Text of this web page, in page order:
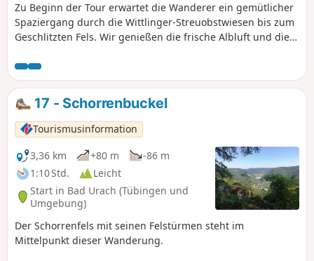
Zu Beginn der Tour erwartet die Wanderer ein gemütlicher
Spaziergang durch die Wittlinger-Streuobstwiesen bis zum
Geschlitzten Fels. Wir genießen die frische Albluft und die
Geschlitzten Fels zur Burgruine Hohenwittlingen. Wir
genießen eine tolle Aussicht vom Rauchigen Fels über die
Hügellandschaft der Schwäbischen Alb und das obere
Ermstal. Wer möchte kann am Fuße der Ruine eine Pause
einlegen und die Grillstelle nutzen. Der Weiterweg führt
uns zur geheimnisvollen Schillerhöhle, wo vor allem
Rulamanfans auf ihre Kosten kommen. Ein weiteres
Highlight der Tour ist die üppig grüne Wolfsschlucht mit
meist trockenem Wasserlauf, welche man auch über eine
fast schon alpin anmutende kurze Metalltreppe
durchwandert. In der feuchten und auch im Sommer
kühlen Klamm können die eindrucksvollen Sinterterrassen,
die durch mineralische Ablagerungen entstanden sind,
17 - Schorrenbuckel
Tourismusinformation
3,36 km
+80 m
-86 m
1:10 Std.
Leicht
Start in Bad Urach (Tübingen und
Umgebung)
Der Schorrenfels mit seinen Felstürmen steht im
Mittelpunkt dieser Wanderung.